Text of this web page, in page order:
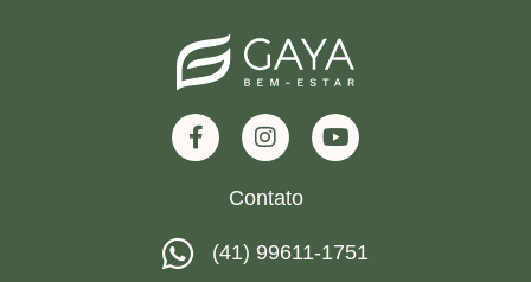
Contato
(41) 99611-1751